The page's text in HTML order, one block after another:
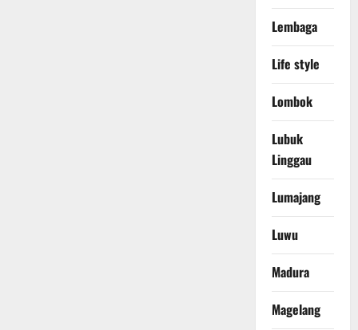
Lembaga
Life style
Lombok
Lubuk
Linggau
Lumajang
Luwu
Madura
Magelang